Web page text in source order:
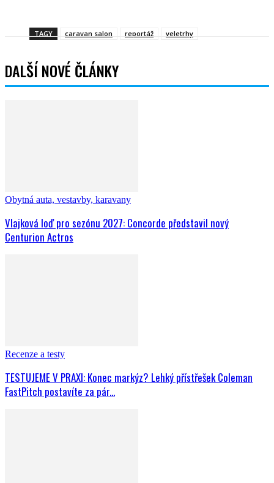
TAGY caravan salon reportáž veletrhy
DALŠÍ NOVÉ ČLÁNKY
Obytná auta, vestavby, karavany
Vlajková loď pro sezónu 2027: Concorde představil nový
Centurion Actros
Recenze a testy
TESTUJEME V PRAXI: Konec markýz? Lehký přístřešek Coleman
FastPitch postavíte za pár...